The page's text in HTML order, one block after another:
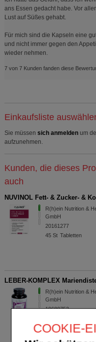
COOKIE-
ans Essen gedacht habe. Vor
Lust auf Süßes gehabt.
Für mich sind die Kapseln eine
und nicht immer gegen den
wieder nehmen.
7 von 7 Kunden fanden diese
Einkaufsliste
Sie müssen sich anmelden um
aufzunehmen.
Kunden, die dieses
auch
NUVINOL Fett- & Zucker- &
R(h)ein Nutrition &
GmbH
20161277
45 St Tabletten
LEBER-KOMPLEX
R(h)ein Nutrition &
GmbH
19680753